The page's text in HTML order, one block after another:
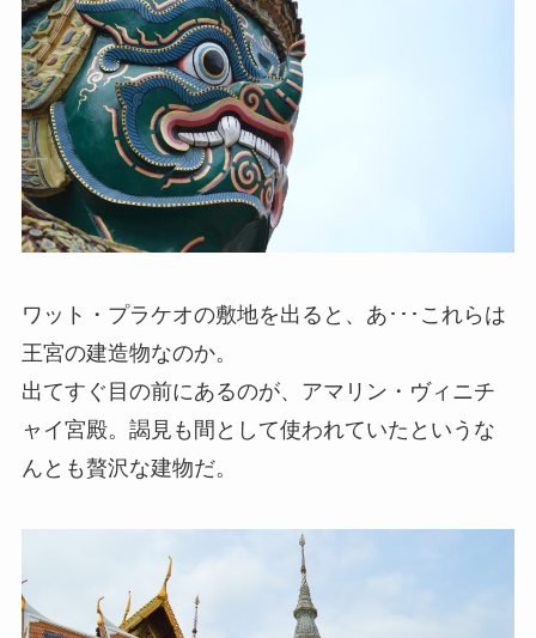
ワット・プラケオの敷地を出ると、あ･･･これらは
王宮の建造物なのか。
出てすぐ目の前にあるのが、アマリン・ヴィニチ
ャイ宮殿。謁見も間として使われていたというな
んとも贅沢な建物だ。